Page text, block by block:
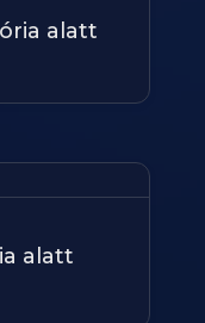
alatt
alatt